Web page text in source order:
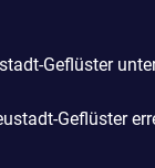
Geflüster
Geflüster